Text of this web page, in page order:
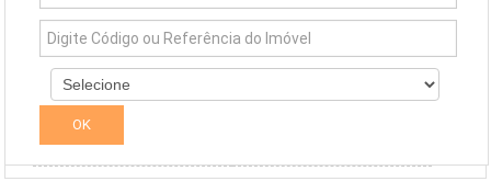
Simuladores